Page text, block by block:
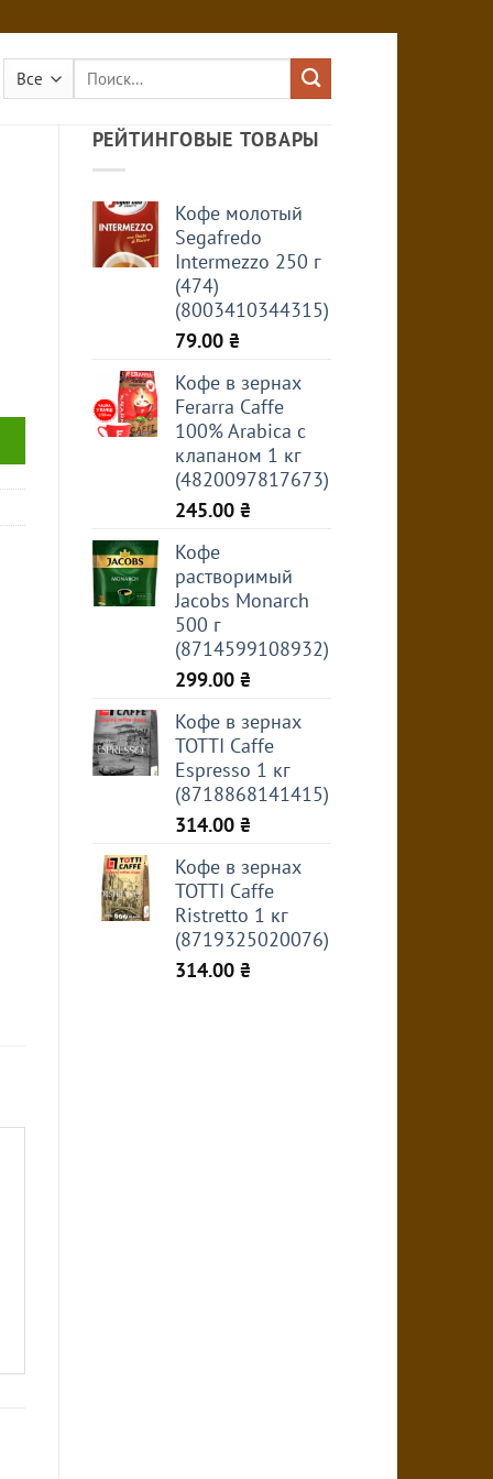
Искать:
РЕЙТИНГОВЫЕ ТОВАРЫ
Кофе молотый
Segafredo
Intermezzo 250 г
(474)
(8003410344315)
79.00 ₴
Кофе в зернах
Ferarra Caffe
100% Arabica с
клапаном 1 кг
(4820097817673)
245.00 ₴
Кофе
растворимый
Jacobs Monarch
500 г
(8714599108932)
299.00 ₴
Кофе в зернах
TOTTI Caffe
Espresso 1 кг
(8718868141415)
314.00 ₴
Кофе в зернах
TOTTI Caffe
Ristretto 1 кг
(8719325020076)
314.00 ₴